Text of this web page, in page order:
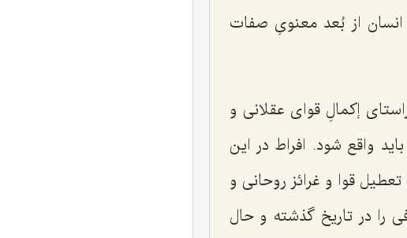
از بُعد معنوىِ صفات
إكمالِ قواى عقلانى و
واقع شود. افراط در اين
قوا و غرائز روحانى و
را در تاريخ گذشته و حال